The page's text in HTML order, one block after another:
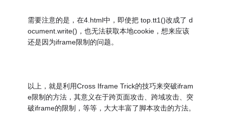
需要注意的是，在4.html中，即使把 top.tt1()改成了 d
ocument.write()，也无法获取本地cookie，想来应该
还是因为iframe限制的问题。
以上，就是利用Cross Iframe Trick的技巧来突破ifram
e限制的方法，其意义在于跨页面攻击、跨域攻击、突
破iframe的限制，等等，大大丰富了脚本攻击的方法。